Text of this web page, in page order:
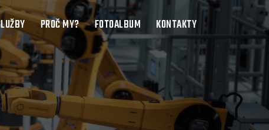
PROČ MY? FOTOALBUM KONTAKTY